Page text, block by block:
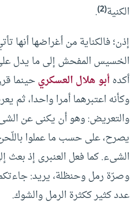
الكنية(2)
.
إذن؛ فالكناية من أغراضها أنها
الخسيس المفحش إلى ما يدل
أكدهأبو هلال العسكريحينما
وكأنه اعتبرهما أمرا واحدا، ثم
والتعريض: وهو أن يكنى عن
يصرح، على حسب ما عملوا
الشىء. كما فعل العنبرى إذ
وصرّة رمل وحنظلة، يريد:
عدد كثير ككثرة الرمل والشوك.